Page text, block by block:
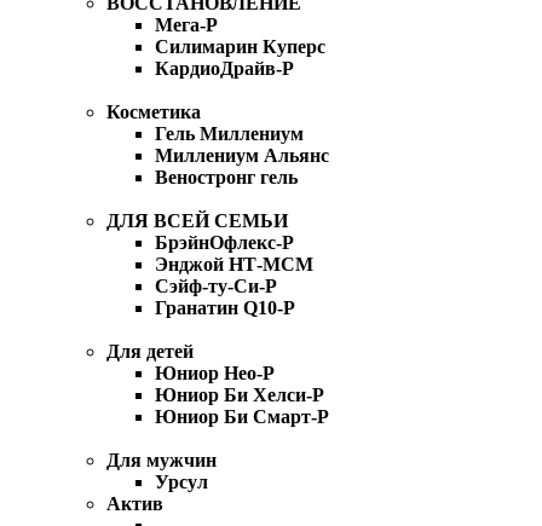
Мега-Р
Силимарин Куперс
КардиоДрайв-Р
Косметика
Гель Миллениум
Миллениум Альянс
Веностронг гель
ДЛЯ ВСЕЙ СЕМЬИ
БрэйнОфлекс-Р
Энджой НТ-МСМ
Сэйф-ту-Си-Р
Гранатин Q10-Р
Для детей
Юниор Нео-Р
Юниор Би Хелси-Р
Юниор Би Смарт-Р
Для мужчин
Урсул
Актив